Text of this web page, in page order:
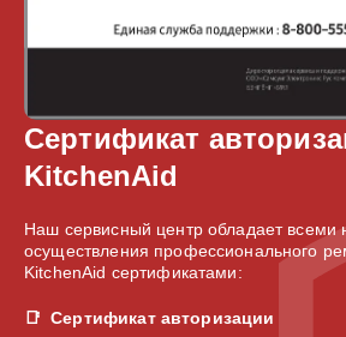
Сертификат
KitchenAid
Наш сервисный центр обладает
осуществления профессионального
KitchenAid сертификатами:
Сертификат авторизации